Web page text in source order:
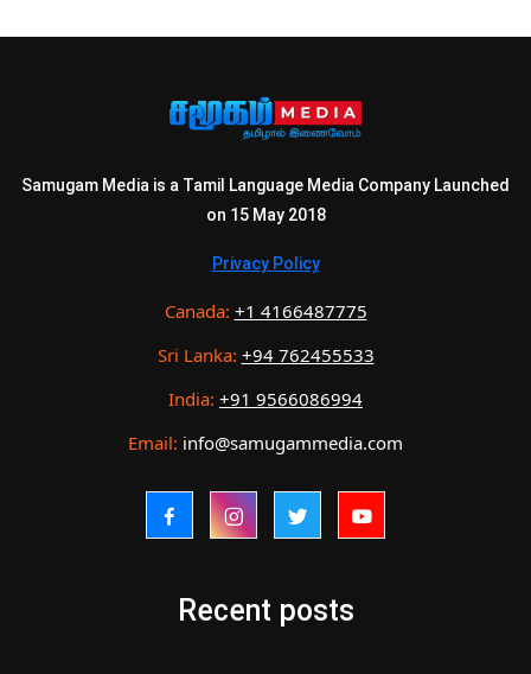
Samugam Media is a Tamil Language Media Company Launched
on 15 May 2018
Privacy Policy
Canada: +1 4166487775
Sri Lanka: +94 762455533
India: +91 9566086994
Email: info@samugammedia.com
Recent posts